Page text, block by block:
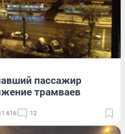
пассажир
трамваев
616 12